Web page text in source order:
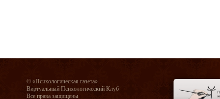
© «Психологическая газета»
Виртуальный Психологический Клуб
Все права защищены